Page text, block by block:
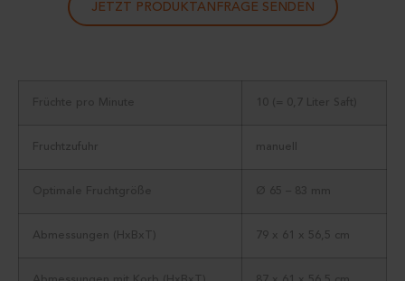
JETZT PRODUKTANFRAGE SENDEN
Fruchtzufuhr manuell
Abmessungen (HxBxT) 79 x 61 x 56,5 cm